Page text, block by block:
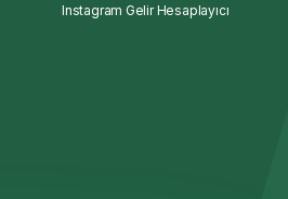
Instagram Gelir Hesaplayıcı